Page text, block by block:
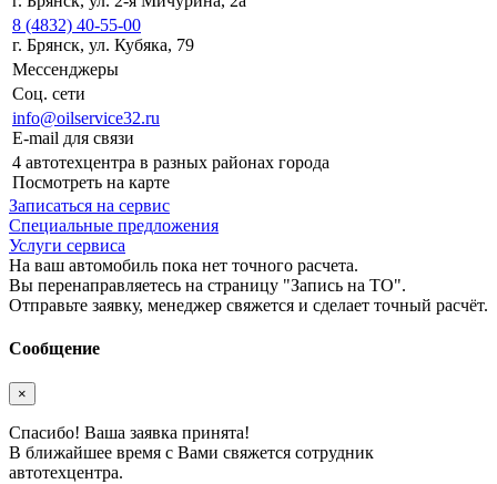
8 (4832) 40-55-00
г. Брянск, ул. Кубяка, 79
Мессенджеры
Соц. сети
info@oilservice32.ru
E-mail для связи
4 автотехцентра в разных районах города
Посмотреть на карте
Записаться на сервис
Специальные предложения
Услуги сервиса
На ваш автомобиль пока нет точного расчета.
Вы перенаправляетесь на страницу "Запись на ТО".
Отправьте заявку, менеджер свяжется и сделает точный расчёт.
Сообщение
×
Спасибо! Ваша заявка принята!
В ближайшее время с Вами свяжется сотрудник
автотехцентра.